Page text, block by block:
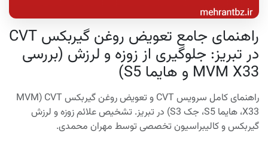
راهنمای جامع تعویض روغن گیربکس CVT
در تبریز: جلوگیری از زوزه و لرزش (بررسی
MVM X33 و هایما S5)
راهنمای کامل سرویس CVT و تعویض روغن گیربکس CVT (MVM
X33، هایما S5، جک S3) در تبریز. تشخیص علائم زوزه و لرزش
گیربکس و کالیبراسیون تخصصی توسط مهران محمدی.